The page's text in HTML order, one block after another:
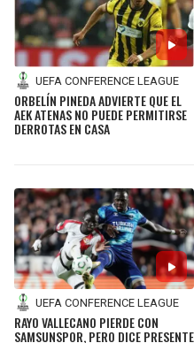
UEFA CONFERENCE LEAGUE
ORBELÍN PINEDA ADVIERTE QUE EL
AEK ATENAS NO PUEDE PERMITIRSE
DERROTAS EN CASA
UEFA CONFERENCE LEAGUE
RAYO VALLECANO PIERDE CON
SAMSUNSPOR, PERO DICE PRESENTE